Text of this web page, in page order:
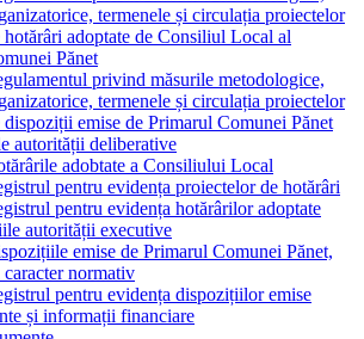
termenele și circulația proiectelor
hotărâri adoptate de Consiliul Local al
Pănet
privind măsurile metodologice,
termenele și circulația proiectelor
dispoziții emise de Primarul Comunei Pănet
autorității deliberative
adobtate a Consiliului Local
pentru evidența proiectelor de hotărâri
pentru evidența hotărârilor adoptate
autorității executive
emise de Primarul Comunei Pănet,
caracter normativ
pentru evidența dispozițiilor emise
și informații financiare